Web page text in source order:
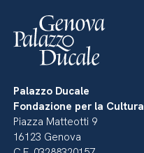
Palazzo Ducale
Fondazione per la Cultura
Piazza Matteotti 9
16123 Genova